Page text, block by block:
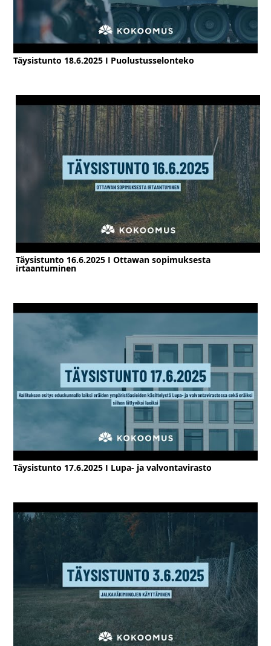
Täysistunto 18.6.2025 I Puolustusselonteko
Täysistunto 16.6.2025 I Ottawan sopimuksesta
irtaantuminen
Täysistunto 17.6.2025 I Lupa- ja valvontavirasto